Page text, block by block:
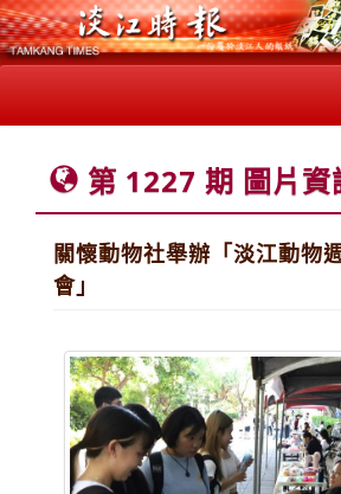
第 1227 期 圖片資
關懷動物社舉辦「淡江動物
會」